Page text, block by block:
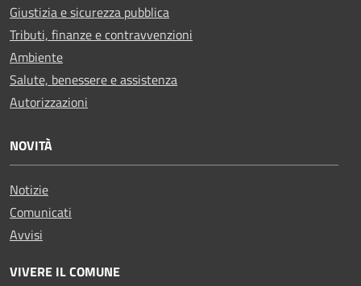
Giustizia e sicurezza pubblica
Tributi, finanze e contravvenzioni
Ambiente
Salute, benessere e assistenza
Autorizzazioni
NOVITÀ
Notizie
Comunicati
Avvisi
VIVERE IL COMUNE